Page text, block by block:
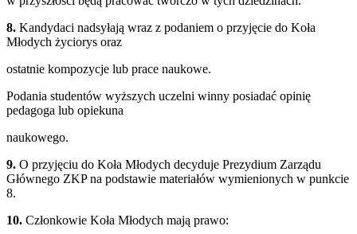
8. Kandydaci nadsyłają wraz z podaniem o przyjęcie do Koła
Młodych życiorys oraz
ostatnie kompozycje lub prace naukowe.
Podania studentów wyższych uczelni winny posiadać opinię
pedagoga lub opiekuna
naukowego.
9. O przyjęciu do Koła Młodych decyduje Prezydium Zarządu
Głównego ZKP na podstawie materiałów wymienionych w punkcie
8.
10. Członkowie Koła Młodych mają prawo: